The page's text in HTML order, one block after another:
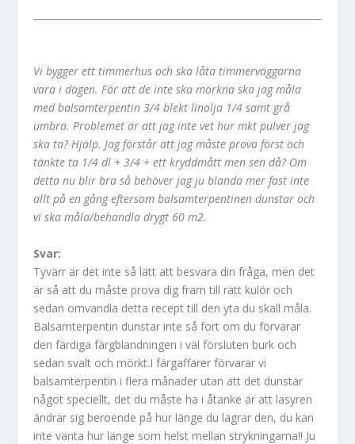
Vi bygger ett timmerhus och ska låta timmerväggarna
vara i dagen. För att de inte ska mörkna ska jag måla
med balsamterpentin 3/4 blekt linolja 1/4 samt grå
umbra. Problemet är att jag inte vet hur mkt pulver jag
ska ta? Hjälp. Jag förstår att jag måste prova först och
tänkte ta 1/4 dl + 3/4 + ett kryddmått men sen då? Om
detta nu blir bra så behöver jag ju blanda mer fast inte
allt på en gång eftersom balsamterpentinen dunstar och
vi ska måla/behandla drygt 60 m2.
Svar:
Tyvärr är det inte så lätt att besvara din fråga, men det
är så att du måste prova dig fram till rätt kulör och
sedan omvandla detta recept till den yta du skall måla.
Balsamterpentin dunstar inte så fort om du förvarar
den färdiga färgblandningen i väl försluten burk och
sedan svalt och mörkt.I färgaffärer förvarar vi
balsamterpentin i flera månader utan att det dunstar
något speciellt, det du måste ha i åtanke är att lasyren
ändrar sig beroende på hur länge du lagrar den, du kan
inte vänta hur länge som helst mellan strykningarna!! Ju